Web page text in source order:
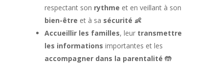
respectant son rythme et en veillant à son
bien-être et à sa sécurité 👶
Accueillir les familles, leur transmettre
les informations importantes et les
accompagner dans la parentalité 🤲